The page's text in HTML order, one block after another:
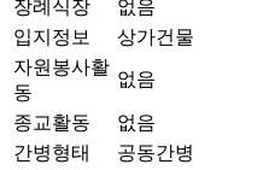
장례식장
없음
입지정보
상가건물
자원봉사활
동
없음
종교활동
없음
간병형태
공동간병